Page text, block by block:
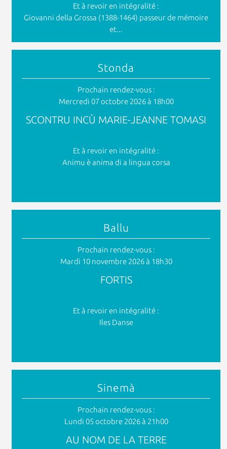
Et à revoir en intégralité :
Giovanni della Grossa (1388-1464) passeur de mémoire
et...
Stonda
Prochain rendez-vous :
Mercredi 07 octobre 2026 à 18h00
SCONTRU INCÙ MARIE-JEANNE TOMASI
Et à revoir en intégralité :
Animu è anima di a lingua corsa
Ballu
Prochain rendez-vous :
Mardi 10 novembre 2026 à 18h30
FORTIS
Et à revoir en intégralité :
Iles Danse
Sinemà
Prochain rendez-vous :
Lundi 05 octobre 2026 à 21h00
AU NOM DE LA TERRE